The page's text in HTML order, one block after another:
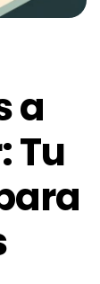
a
Tu